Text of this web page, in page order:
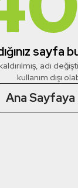
sayfa
adı
kullanım dışı
Ana Sayfaya